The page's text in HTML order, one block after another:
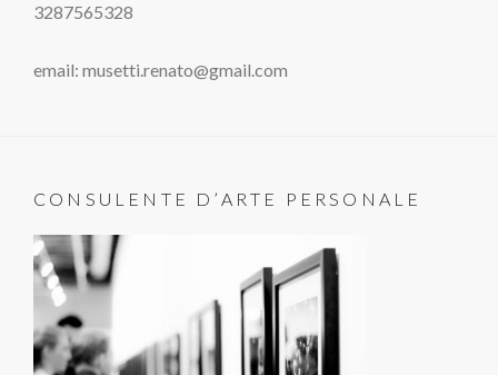
3287565328
email: musetti.renato@gmail.com
CONSULENTE D’ARTE PERSONALE